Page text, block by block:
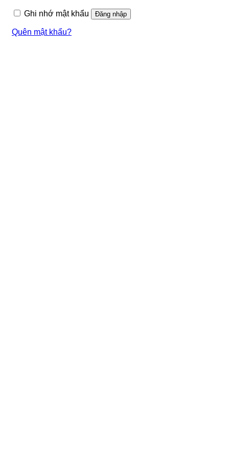
Ghi nhớ mật khẩu
Đăng nhập
Quên mật khẩu?